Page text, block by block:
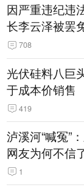
因严重违纪违
长李云泽被罢
708
光伏硅料八巨
于成本价销售
419
泸溪河“喊冤”
网友为何不信
起“食品冤案”
1